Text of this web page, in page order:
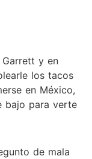
y en
los tacos
en México,
bajo para verte
de mala